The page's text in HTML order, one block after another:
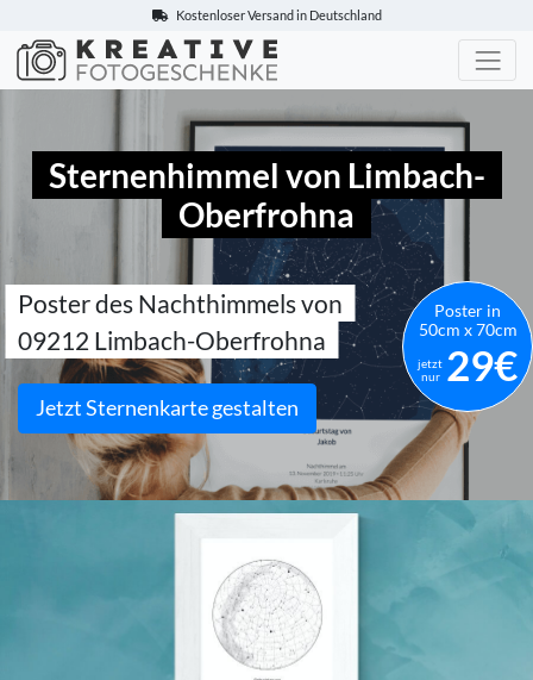
Kostenloser Versand in Deutschland
Kreative-Fotogeschenke.de
Sternenhimmel von Limbach-
Oberfrohna
Poster des Nachthimmels von
09212 Limbach-Oberfrohna
Jetzt Sternenkarte gestalten
Poster in
50cm x 70cm
jetzt
nur 29€